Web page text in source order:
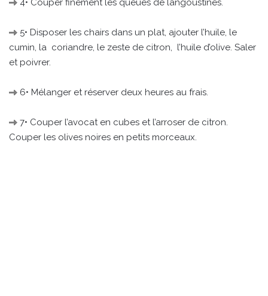
4• Couper finement les queues de langoustines.
5• Disposer les chairs dans un plat, ajouter l’huile, le
cumin, la coriandre, le zeste de citron, l’huile d’olive. Saler
et poivrer.
6• Mélanger et réserver deux heures au frais.
7• Couper l’avocat en cubes et l’arroser de citron.
Couper les olives noires en petits morceaux.